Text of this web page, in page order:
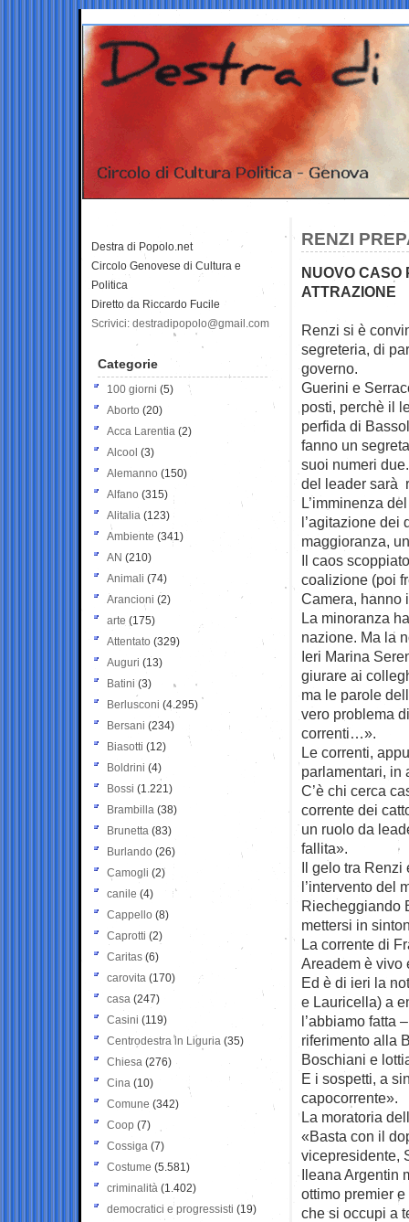
RENZI
NUOVO CASO
ATTRAZIONE
Renzi si è
segreteria, di
governo.
Guerini e
posti, perchè il
perfida di
fanno un
suoi numeri
del leader sarà
L’imminenza
l’agitazione dei
maggioranza,
Il caos
coalizione (poi
Camera, hanno
La minoranza
nazione. Ma la
Ieri Marina
giurare ai
ma le parole
vero problema
correnti…».
Le correnti,
parlamentari, in
C’è chi cerca
corrente dei
un ruolo da
fallita».
Il gelo tra Renzi
l’intervento del
Riecheggiando
mettersi in
La corrente di
Areadem è vivo
Ed è di ieri la
e Lauricella) a
l’abbiamo fatta
riferimento alla
Boschiani e
E i sospetti, a
capocorrente».
La moratoria
«Basta con il
vicepresidente,
Ileana Argentin
ottimo premier
che si occupi a
Destra di Popolo.net
Circolo Genovese di Cultura e
Politica
Diretto da Riccardo Fucile
Scrivici: destradipopolo@gmail.com
Categorie
100 giorni (5)
Aborto (20)
Acca Larentia (2)
Alcool (3)
Alemanno (150)
Alfano (315)
Alitalia (123)
Ambiente (341)
AN (210)
Animali (74)
Arancioni (2)
arte (175)
Attentato (329)
Auguri (13)
Batini (3)
Berlusconi (4.295)
Bersani (234)
Biasotti (12)
Boldrini (4)
Bossi (1.221)
Brambilla (38)
Brunetta (83)
Burlando (26)
Camogli (2)
canile (4)
Cappello (8)
Caprotti (2)
Caritas (6)
carovita (170)
casa (247)
Casini (119)
Centrodestra in Liguria (35)
Chiesa (276)
Cina (10)
Comune (342)
Coop (7)
Cossiga (7)
Costume (5.581)
criminalità (1.402)
democratici e progressisti (19)